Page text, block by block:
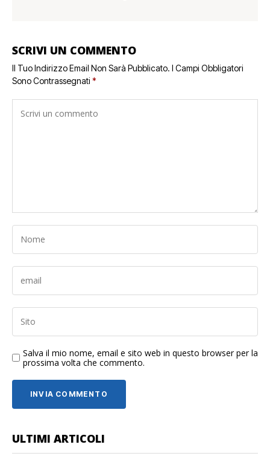
SCRIVI UN COMMENTO
Il Tuo Indirizzo Email Non Sarà Pubblicato. I Campi Obbligatori
Sono Contrassegnati *
Salva il mio nome, email e sito web in questo browser per la
prossima volta che commento.
ULTIMI ARTICOLI